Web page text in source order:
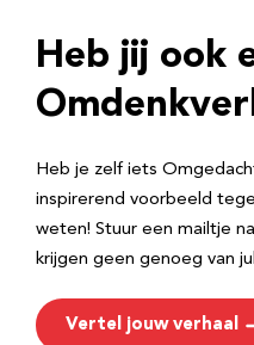
r
e
Heb jij ook
Heb je zelf iets
inspirerend voorbeeld
weten! Stuur een mailtje
krijgen geen genoeg van
Vertel jouw verhaal